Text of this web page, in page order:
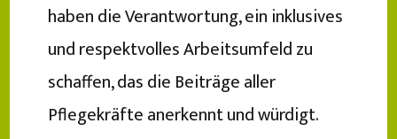
haben die Verantwortung, ein inklusives
und respektvolles Arbeitsumfeld zu
schaffen, das die Beiträge aller
Pflegekräfte anerkennt und würdigt.